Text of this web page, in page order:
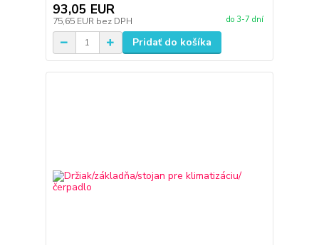
93,05 EUR
75,65 EUR bez DPH do 3-7 dní
Pridať do košíka